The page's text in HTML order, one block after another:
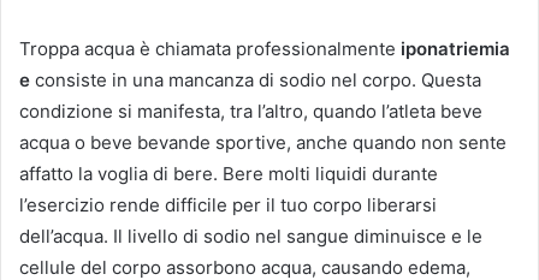
Troppa acqua è chiamata professionalmente iponatriemia
e consiste in una mancanza di sodio nel corpo. Questa
condizione si manifesta, tra l’altro, quando l’atleta beve
acqua o beve bevande sportive, anche quando non sente
affatto la voglia di bere. Bere molti liquidi durante
l’esercizio rende difficile per il tuo corpo liberarsi
dell’acqua. Il livello di sodio nel sangue diminuisce e le
cellule del corpo assorbono acqua, causando edema,